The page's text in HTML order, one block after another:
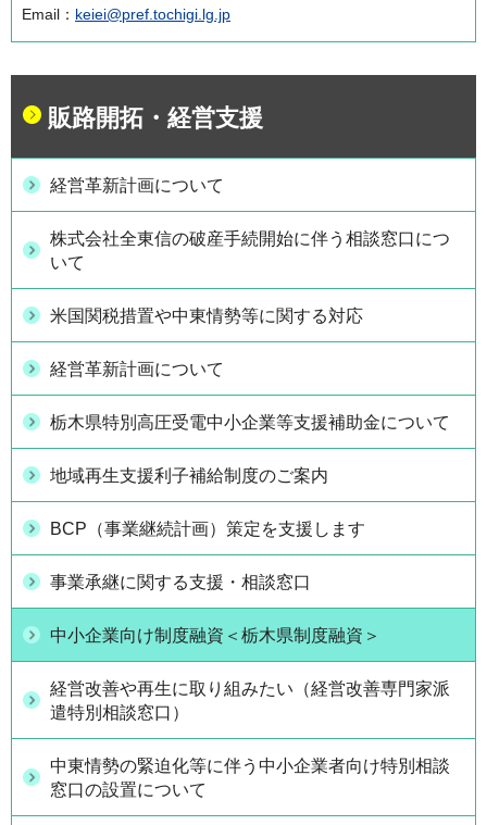
Email： keiei@pref.tochigi.lg.jp
販路開拓・経営支援
経営革新計画について
株式会社全東信の破産手続開始に伴う相談窓口につ
いて
米国関税措置や中東情勢等に関する対応
経営革新計画について
栃木県特別高圧受電中小企業等支援補助金について
地域再生支援利子補給制度のご案内
BCP（事業継続計画）策定を支援します
事業承継に関する支援・相談窓口
中小企業向け制度融資＜栃木県制度融資＞
経営改善や再生に取り組みたい（経営改善専門家派
遣特別相談窓口）
中東情勢の緊迫化等に伴う中小企業者向け特別相談
窓口の設置について